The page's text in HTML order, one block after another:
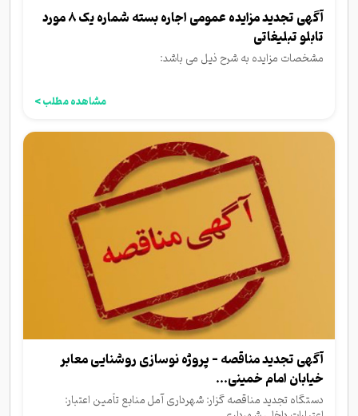
آگهی تجدید مزایده عمومی اجاره بسته شماره یک 8 مورد
تابلو تبلیغاتی
مشخصات مزایده به شرح ذیل می باشد:
مشاهده مطلب >
آگهی تجدید مناقصه - پروژه نوسازی روشنایی معابر
خیابان امام خمینی...
دستگاه تجدید مناقصه گزار: شهرداری آمل منابع تأمین اعتبار: